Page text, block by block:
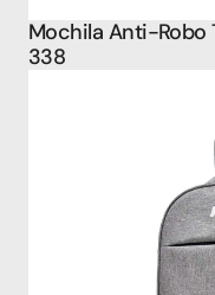
Mochila Anti-Robo
338